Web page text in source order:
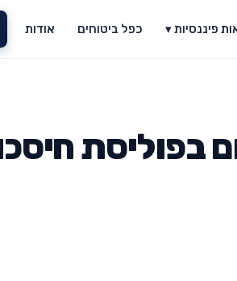
פיננסיות ▾ כפל ביטוחים אודות
בפוליסת